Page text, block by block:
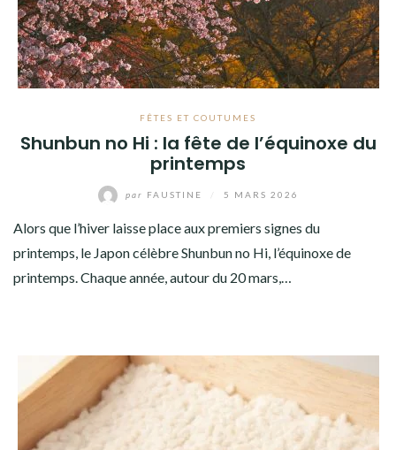
FÊTES ET COUTUMES
Shunbun no Hi : la fête de l’équinoxe du
printemps
par FAUSTINE 5 MARS 2026
Alors que l’hiver laisse place aux premiers signes du
printemps, le Japon célèbre Shunbun no Hi, l’équinoxe de
printemps. Chaque année, autour du 20 mars,…